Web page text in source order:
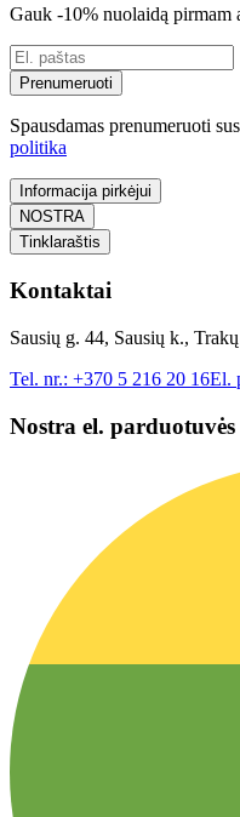
Gauk -10% nuolaidą pirmam
Prenumeruoti
Spausdamas prenumeruoti
politika
Informacija pirkėjui
NOSTRA
Tinklaraštis
Kontaktai
Sausių g. 44, Sausių k.,
Tel. nr.: +370 5 216 20 16El.
Nostra el. parduotuvės